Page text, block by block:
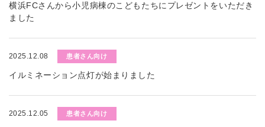
横浜FCさんから小児病棟のこどもたちにプレゼントをいただき
ました
2025.12.08 患者さん向け
イルミネーション点灯が始まりました
2025.12.05 患者さん向け